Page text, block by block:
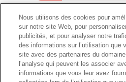
Nous utilisons des cookies pour
sur notre site Web, pour
publicités, et pour analyser notre
des informations sur l’utilisation que
site avec des partenaires du
l’analyse qui peuvent les associer
informations que vous leur avez